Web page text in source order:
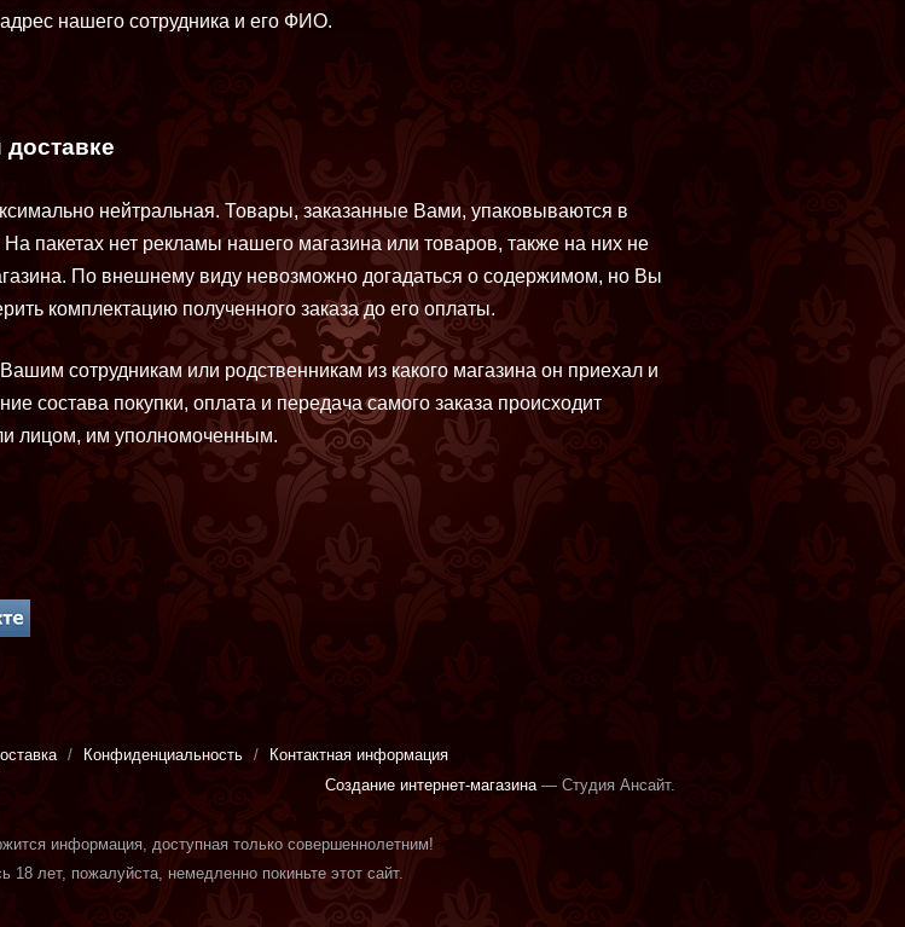
нашего сотрудника и его ФИО.
нейтральная. Товары, заказанные Вами, упаковываются в
На пакетах нет рекламы нашего магазина или товаров, также на них не
По внешнему виду невозможно догадаться о содержимом, но Вы
комплектацию полученного заказа до его оплаты.
сотрудникам или родственникам из какого магазина он приехал и
состава покупки, оплата и передача самого заказа происходит
лицом, им уполномоченным.
Конфиденциальность
Контактная информация
Создание интернет-магазина— Студия Ансайт.
информация, доступная только совершеннолетним!
лет, пожалуйста, немедленно покиньте этот сайт.